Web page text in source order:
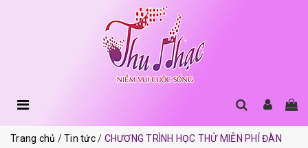
Trang chủ Tin tức
CHƯƠNG TRÌNH HỌC THỬ MIỄN PHÍ ĐÀN